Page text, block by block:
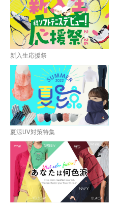
お買い物を続ける
新入生応援祭
夏涼UV対策特集